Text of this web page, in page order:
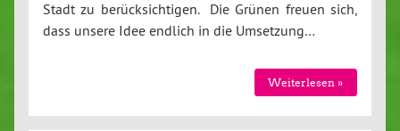
Stadt zu berücksichtigen. Die Grünen freuen sich,
dass unsere Idee endlich in die Umsetzung…
Weiterlesen »